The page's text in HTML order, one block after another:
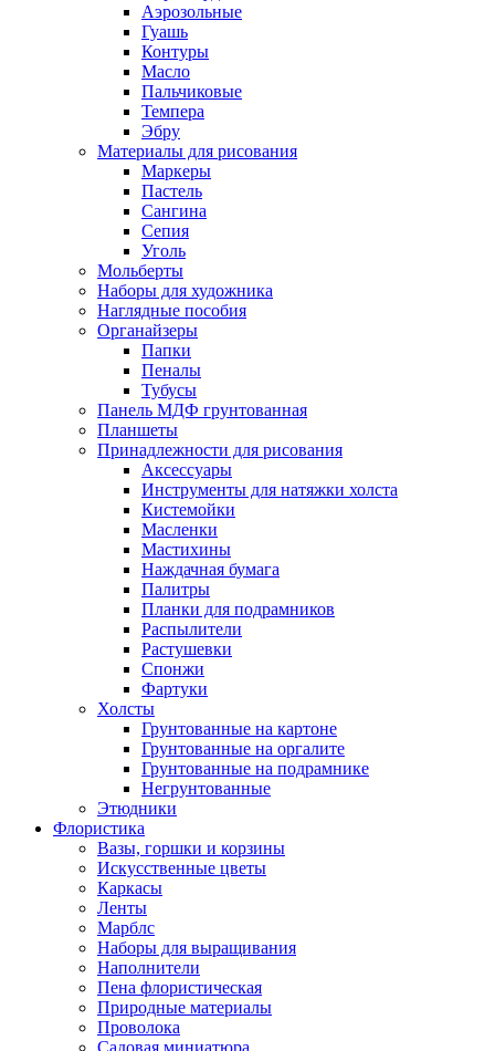
Аэрозольные
Гуашь
Контуры
Масло
Пальчиковые
Темпера
Эбру
Материалы для рисования
Маркеры
Пастель
Сангина
Сепия
Уголь
Мольберты
Наборы для художника
Наглядные пособия
Органайзеры
Папки
Пеналы
Тубусы
Панель МДФ грунтованная
Планшеты
Принадлежности для рисования
Аксессуары
Инструменты для натяжки холста
Кистемойки
Масленки
Мастихины
Наждачная бумага
Палитры
Планки для подрамников
Распылители
Растушевки
Спонжи
Фартуки
Холсты
Грунтованные на картоне
Грунтованные на оргалите
Грунтованные на подрамнике
Негрунтованные
Этюдники
Флористика
Вазы, горшки и корзины
Искусственные цветы
Каркасы
Ленты
Марблс
Наборы для выращивания
Наполнители
Пена флористическая
Природные материалы
Проволока
Садовая миниатюра